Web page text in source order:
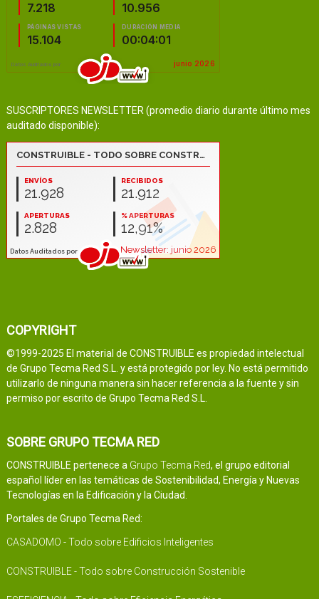
SUSCRIPTORES NEWSLETTER (promedio diario durante último mes
auditado disponible):
COPYRIGHT
©1999-2025 El material de CONSTRUIBLE es propiedad intelectual
de Grupo Tecma Red S.L. y está protegido por ley. No está permitido
utilizarlo de ninguna manera sin hacer referencia a la fuente y sin
permiso por escrito de Grupo Tecma Red S.L.
SOBRE GRUPO TECMA RED
CONSTRUIBLE pertenece a Grupo Tecma Red, el grupo editorial
español líder en las temáticas de Sostenibilidad, Energía y Nuevas
Tecnologías en la Edificación y la Ciudad.
Portales de Grupo Tecma Red:
CASADOMO - Todo sobre Edificios Inteligentes
CONSTRUIBLE - Todo sobre Construcción Sostenible